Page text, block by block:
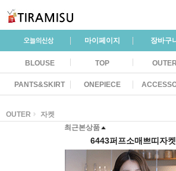
마이페이지 장바구
BLOUSE TOP OUTER
PANTS&SKIRT ONEPIECE
OUTER
자켓
최근본상품
6443퍼프소매쁘띠자켓